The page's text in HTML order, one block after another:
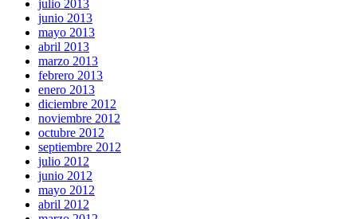
julio 2013
junio 2013
mayo 2013
abril 2013
marzo 2013
febrero 2013
enero 2013
diciembre 2012
noviembre 2012
octubre 2012
septiembre 2012
julio 2012
junio 2012
mayo 2012
abril 2012